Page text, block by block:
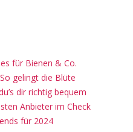
für Bienen & Co.
gelingt die Blüte
dir richtig bequem
Anbieter im Check
für 2024